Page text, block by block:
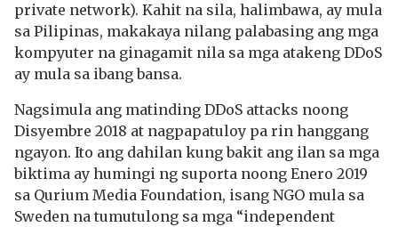
private network). Kahit na sila, halimbawa, ay mula
sa Pilipinas, makakaya nilang palabasing ang mga
kompyuter na ginagamit nila sa mga atakeng DDoS
ay mula sa ibang bansa.
Nagsimula ang matinding DDoS attacks noong
Disyembre 2018 at nagpapatuloy pa rin hanggang
ngayon. Ito ang dahilan kung bakit ang ilan sa mga
biktima ay humingi ng suporta noong Enero 2019
sa Qurium Media Foundation, isang NGO mula sa
Sweden na tumutulong sa mga “independent